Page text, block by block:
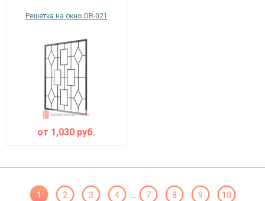
Решетка на окно OR-021
от 1,030 руб.
1 2 3 4 ... 7 8 9 10